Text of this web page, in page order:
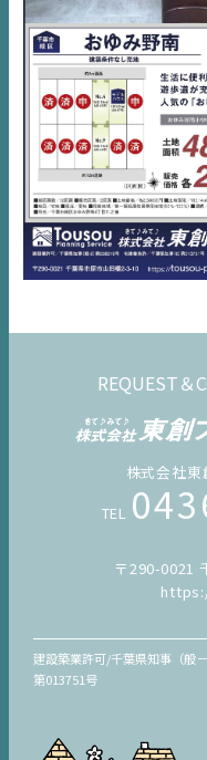
REQUEST＆
株式会社
TEL
〒290-0021
建設築業許可/千葉県知事（般
第013751号